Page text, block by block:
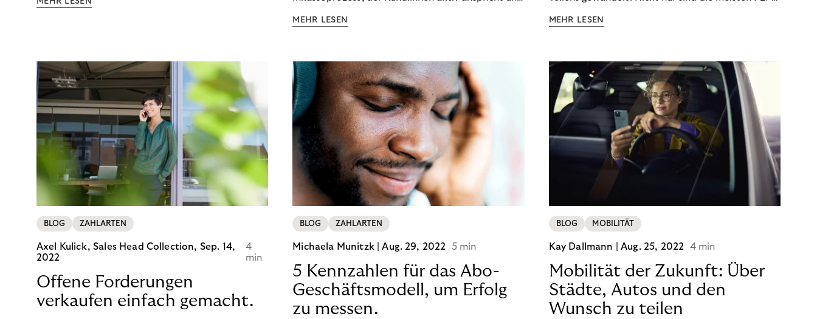
ein Leben in finanzieller Freiheit zu führen. So
Finanzbildung ermöglicht. So bleiben Menschen
Unternehmen.
MEHR LESEN
wird, hat sich geändert. Das bietet Unternehmen
MEHR LESEN
BLOG ZAHLARTEN
Axel Kulick, Sales Head Collection, Sep. 14,
2022
4
min
Offene Forderungen
verkaufen einfach gemacht.
BLOG ZAHLARTEN
Michaela Munitzk |Aug. 29, 2022 5 min
5 Kennzahlen für das Abo-
Geschäftsmodell, um Erfolg
zu messen.
BLOG MOBILITÄT
Kay Dallmann |Aug. 25, 2022 4 min
Mobilität der Zukunft: Über
Städte, Autos und den
Wunsch zu teilen